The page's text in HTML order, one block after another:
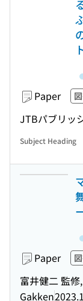
Paper
JTBパブリッ
Subject Heading
Paper
富井健二 監
Gakken